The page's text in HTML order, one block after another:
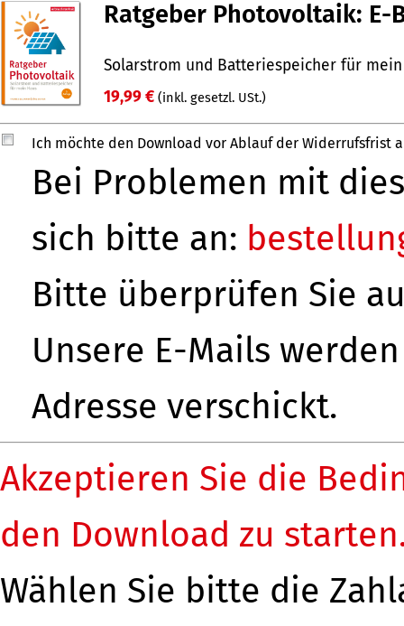
Ratgeber Photovoltaik: E-
Solarstrom und Batteriespeicher für mein
19,99 € (inkl. gesetzl. USt.)
Ich möchte den Download vor Ablauf der Widerrufsfrist
Bei Problemen mit
sich bitte an:
Bitte überprüfen Sie
Unsere E-Mails
Adresse verschickt.
Akzeptieren Sie die
den Download zu
Wählen Sie bitte die